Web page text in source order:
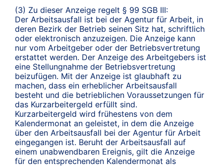
(3) Zu dieser Anzeige regelt § 99 SGB III:
Der Arbeitsausfall ist bei der Agentur für Arbeit, in
deren Bezirk der Betrieb seinen Sitz hat, schriftlich
oder elektronisch anzuzeigen. Die Anzeige kann
nur vom Arbeitgeber oder der Betriebsvertretung
erstattet werden. Der Anzeige des Arbeitgebers ist
eine Stellungnahme der Betriebsvertretung
beizufügen. Mit der Anzeige ist glaubhaft zu
machen, dass ein erheblicher Arbeitsausfall
besteht und die betrieblichen Voraussetzungen für
das Kurzarbeitergeld erfüllt sind.
Kurzarbeitergeld wird frühestens von dem
Kalendermonat an geleistet, in dem die Anzeige
über den Arbeitsausfall bei der Agentur für Arbeit
eingegangen ist. Beruht der Arbeitsausfall auf
einem unabwendbaren Ereignis, gilt die Anzeige
für den entsprechenden Kalendermonat als